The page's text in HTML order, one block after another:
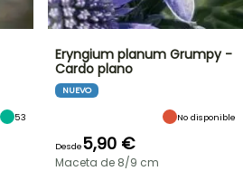
53
Eryngium planum Grumpy -
Cardo plano
NUEVO
No disponible
Desde5,90 €
Maceta de 8/9 cm